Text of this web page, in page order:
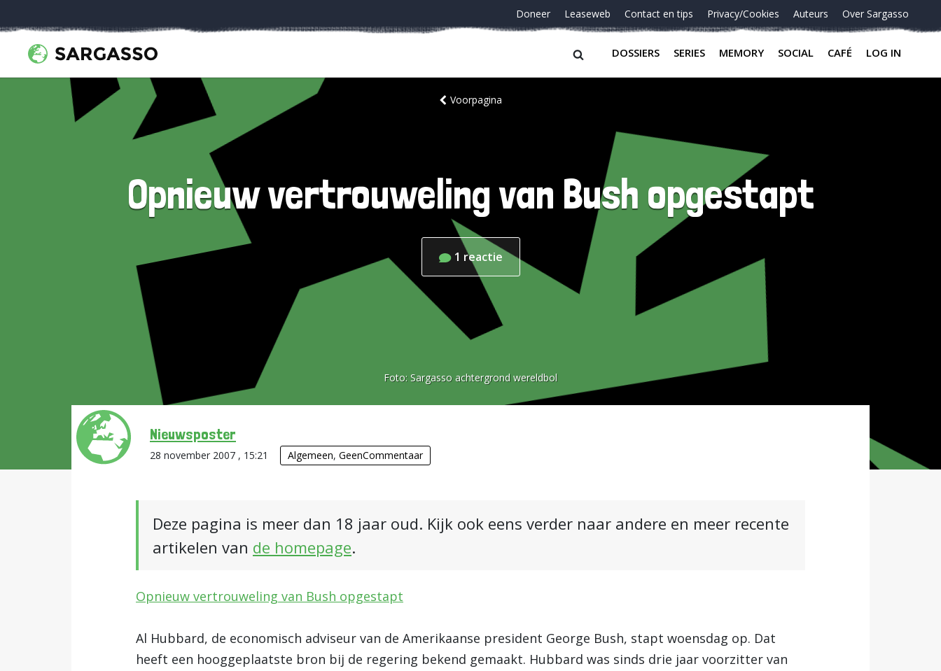
Doneer Leaseweb Contact en tips Privacy/Cookies Auteurs Over Sargasso
DOSSIERS SERIES MEMORY SOCIAL CAFÉ LOG IN
Voorpagina
Opnieuw vertrouweling van Bush opgestapt
1 reactie
Foto: Sargasso achtergrond wereldbol
Nieuwsposter
28 november 2007 , 15:21 Algemeen, GeenCommentaar
Deze pagina is meer dan 18 jaar oud. Kijk ook eens verder naar andere en meer recente
artikelen van de homepage.
Opnieuw vertrouweling van Bush opgestapt
Al Hubbard, de economisch adviseur van de Amerikaanse president George Bush, stapt woensdag op. Dat
heeft een hooggeplaatste bron bij de regering bekend gemaakt. Hubbard was sinds drie jaar voorzitter van